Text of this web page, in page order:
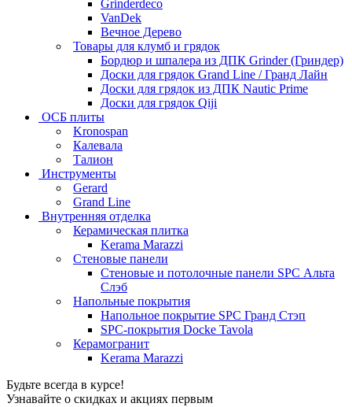
Grinderdeco
VanDek
Вечное Дерево
Товары для клумб и грядок
Бордюр и шпалера из ДПК Grinder (Гриндер)
Доски для грядок Grand Line / Гранд Лайн
Доски для грядок из ДПК Nautic Prime
Доски для грядок Qiji
ОСБ плиты
Kronospan
Калевала
Талион
Инструменты
Gerard
Grand Line
Внутренняя отделка
Керамическая плитка
Kerama Marazzi
Стеновые панели
Стеновые и потолочные панели SPC Альта
Слэб
Напольные покрытия
Напольное покрытие SPC Гранд Стэп
SPC-покрытия Docke Tavola
Керамогранит
Kerama Marazzi
Будьте всегда в курсе!
Узнавайте о скидках и акциях первым